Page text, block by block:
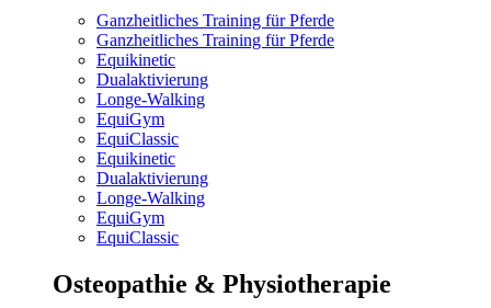
Ganzheitliches Training für Pferde
Ganzheitliches Training für Pferde
Equikinetic
Dualaktivierung
Longe-Walking
EquiGym
EquiClassic
Equikinetic
Dualaktivierung
Longe-Walking
EquiGym
EquiClassic
Osteopathie & Physiotherapie